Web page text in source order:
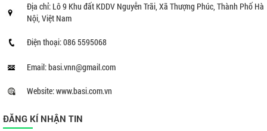
Địa chỉ: Lô 9 Khu đất KDDV Nguyễn Trãi, Xã Thượng Phúc, Thành Phố Hà
Nội, Việt Nam
Điện thoại: 086 5595068
Email: basi.vnn@gmail.com
Website: www.basi.com.vn
ĐĂNG KÍ NHẬN TIN